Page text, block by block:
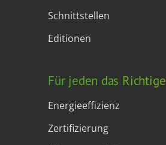
Schnittstellen
Editionen
Für jeden das Richtige
Energieeffizienz
Zertifizierung